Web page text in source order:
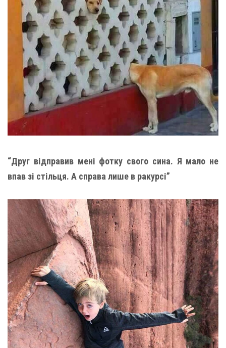
“Друг відправив мені фотку свого сина. Я мало не
впав зі стільця. А справа лише в ракурсі”